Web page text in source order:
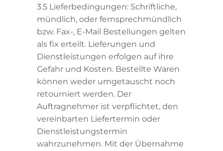
3.5 Lieferbedingungen: Schriftliche,
mündlich, oder fernsprechmündlich
bzw. Fax-, E-Mail Bestellungen gelten
als fix erteilt. Lieferungen und
Dienstleistungen erfolgen auf ihre
Gefahr und Kosten. Bestellte Waren
können weder umgetauscht noch
retourniert werden. Der
Auftragnehmer ist verpflichtet, den
vereinbarten Liefertermin oder
Dienstleistungstermin
wahrzunehmen. Mit der Übernahme